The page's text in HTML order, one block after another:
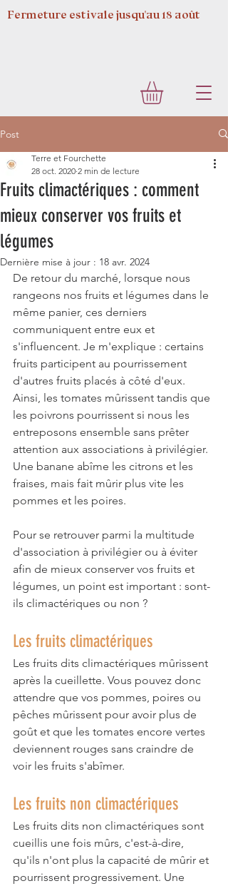
Fermeture estivale jusqu'au 18 août
Post
Fruits climactériques : comment
mieux conserver vos fruits et
légumes
Terre et Fourchette
28 oct. 2020 2 min de lecture
Dernière mise à jour : 18 avr. 2024
De retour du marché, lorsque nous
rangeons nos fruits et légumes dans le
même panier, ces derniers
communiquent entre eux et
s'influencent. Je m'explique : certains
fruits participent au pourrissement
d'autres fruits placés à côté d'eux.
Ainsi, les tomates mûrissent tandis que
les poivrons pourrissent si nous les
entreposons ensemble sans prêter
attention aux associations à privilégier.
Une banane abîme les citrons et les
fraises, mais fait mûrir plus vite les
pommes et les poires.
Pour se retrouver parmi la multitude
d'association à privilégier ou à éviter
afin de mieux conserver vos fruits et
légumes, un point est important : sont-
ils climactériques ou non ?
Les fruits climactériques
Les fruits dits climactériques mûrissent
après la cueillette. Vous pouvez donc
attendre que vos pommes, poires ou
pêches mûrissent pour avoir plus de
goût et que les tomates encore vertes
deviennent rouges sans craindre de
voir les fruits s'abîmer.
Les fruits non climactériques
Les fruits dits non climactériques sont
cueillis une fois mûrs, c'est-à-dire,
qu'ils n'ont plus la capacité de mûrir et
pourrissent progressivement. Une